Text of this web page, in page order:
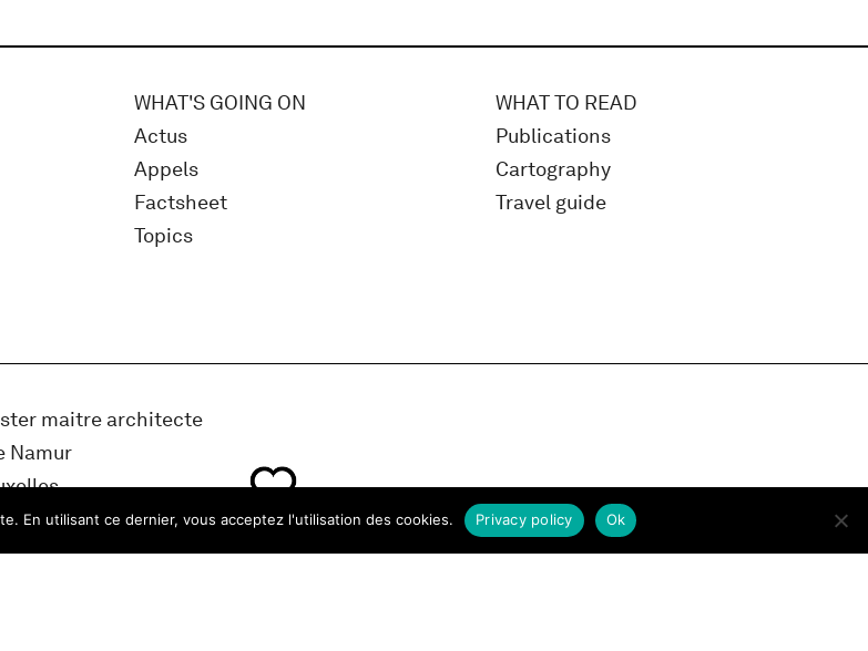
WHAT'S GOING ON
Actus
Appels
Factsheet
Topics
WHAT TO READ
Publications
Cartography
Travel guide
maitre architecte
Namur
En utilisant ce dernier, vous acceptez l'utilisation des cookies. Ok
Privacy policy